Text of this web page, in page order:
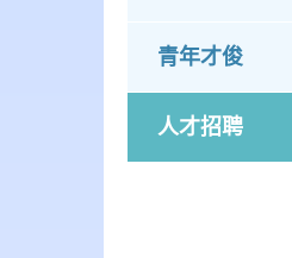
青年才俊
人才招聘